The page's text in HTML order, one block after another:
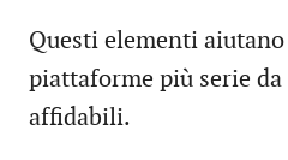
Questi elementi
piattaforme più serie
affidabili.